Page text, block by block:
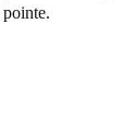
pointe.